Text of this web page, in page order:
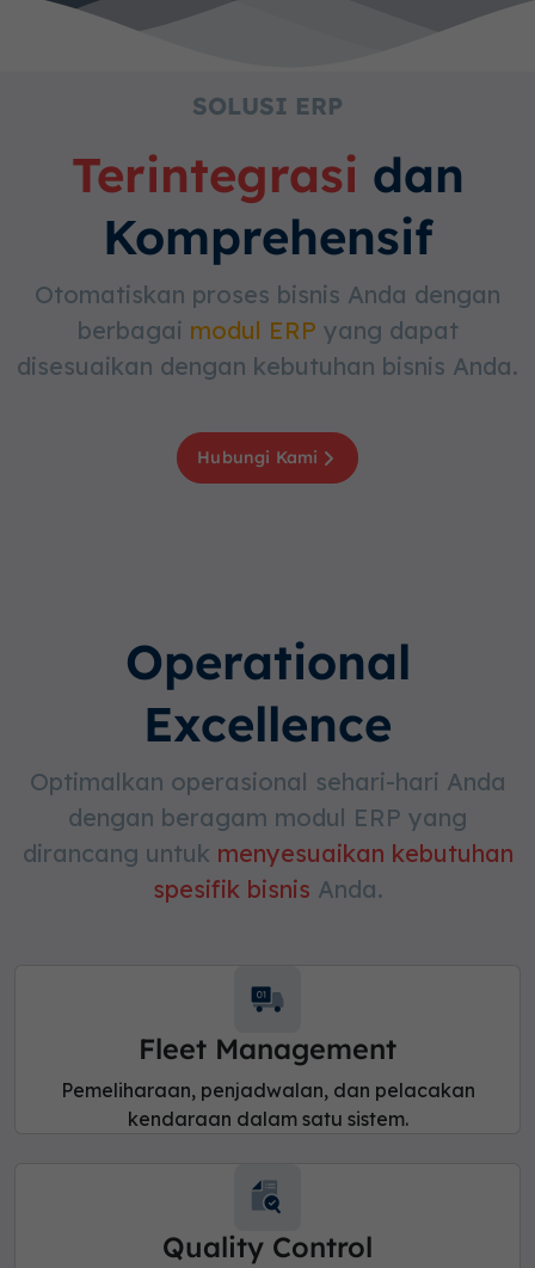
SOLUSI ERP
Terintegrasi dan
Komprehensif
Otomatiskan proses bisnis Anda dengan
berbagai modul ERP yang dapat
disesuaikan dengan kebutuhan bisnis Anda.
Hubungi Kami
Operational
Excellence
Optimalkan operasional sehari-hari Anda
dengan beragam modul ERP yang
dirancang untuk menyesuaikan kebutuhan
spesifik bisnis Anda.
Fleet Management
Pemeliharaan, penjadwalan, dan pelacakan
kendaraan dalam satu sistem.
Quality Control